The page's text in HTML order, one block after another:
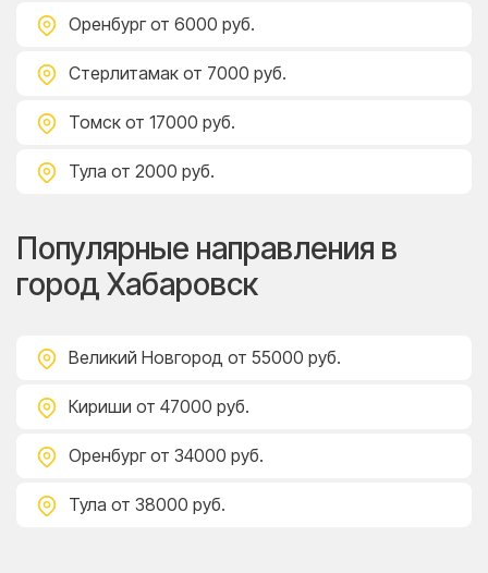
Оренбург от 6000 руб.
Стерлитамак от 7000 руб.
Томск от 17000 руб.
Тула от 2000 руб.
Популярные направления в
город Хабаровск
Великий Новгород от 55000 руб.
Кириши от 47000 руб.
Оренбург от 34000 руб.
Тула от 38000 руб.